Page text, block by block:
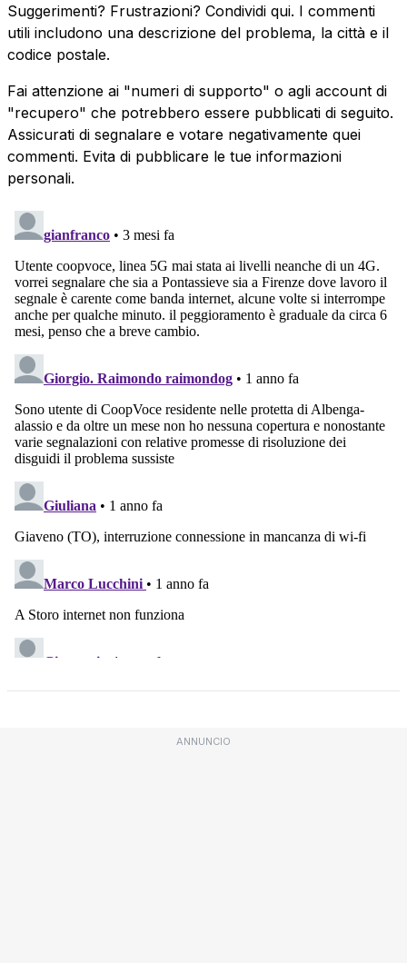
Suggerimenti? Frustrazioni? Condividi qui. I commenti
utili includono una descrizione del problema, la città e il
codice postale.
Fai attenzione ai "numeri di supporto" o agli account di
"recupero" che potrebbero essere pubblicati di seguito.
Assicurati di segnalare e votare negativamente quei
commenti. Evita di pubblicare le tue informazioni
personali.
ANNUNCIO